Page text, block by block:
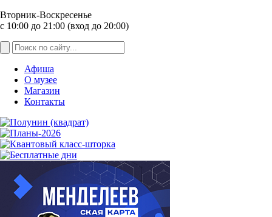
Вторник-Воскресенье
с 10:00 до 21:00 (вход до 20:00)
Афиша
О музее
Магазин
Контакты